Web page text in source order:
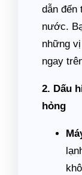
dẫn đến
nước.
những
ngay
2. Dấu
hỏng